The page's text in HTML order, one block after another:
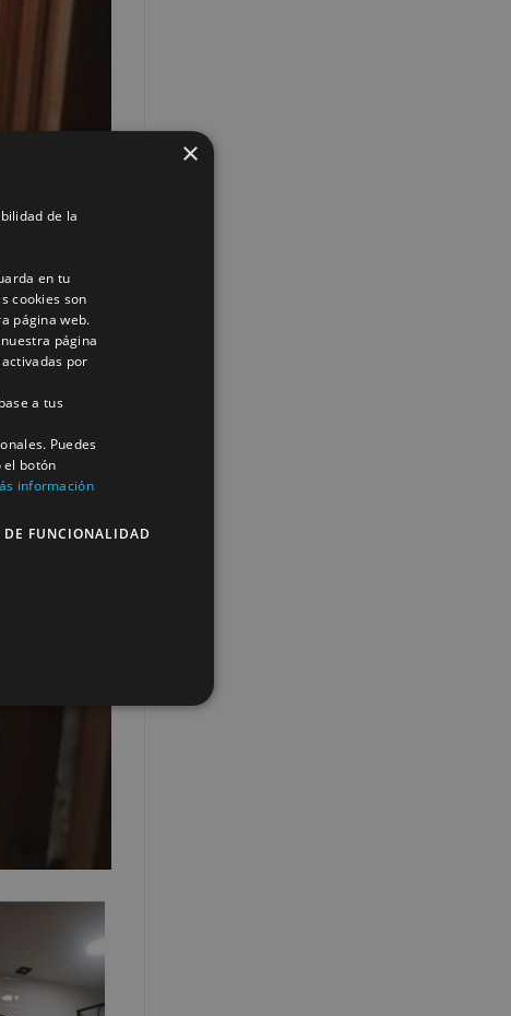
×
de la
en tu
cookies son
página web.
página
por
a tus
Puedes
el botón
información
DE FUNCIONALIDAD